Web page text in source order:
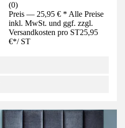
(0)
Preis — 25,95 € * Alle Preise
inkl. MwSt. und ggf. zzgl.
Versandkosten pro ST25,95
€*/ ST